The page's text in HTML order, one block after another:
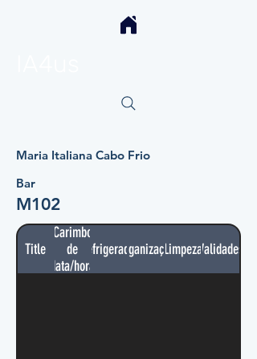
Maria Italiana Cabo Frio
Bar
M102
Title
Carimbo
de
data/hora
RefrigeradorOrganizaçãoLimpezaValidades